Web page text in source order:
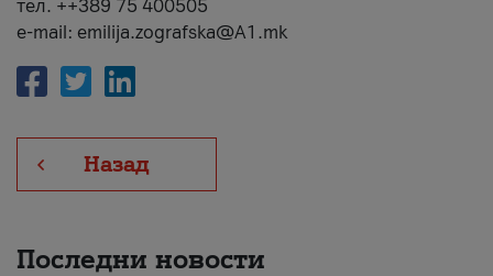
тел. ++389 75 400505
e-mail: emilija.zografska@A1.mk
Назад
Последни новости